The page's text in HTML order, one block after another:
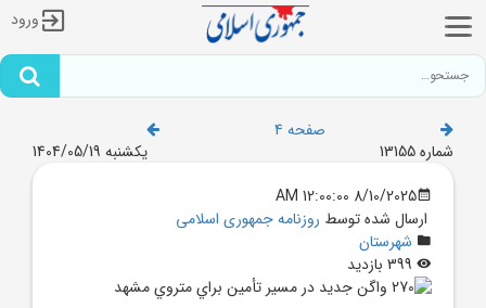
ورود
صفحه 4
شماره 13155
یکشنبه 1404/05/19
8/10/2025 12:00:00 AM
ارسال شده توسط روزنامه جمهوری اسلامی
شهرستان